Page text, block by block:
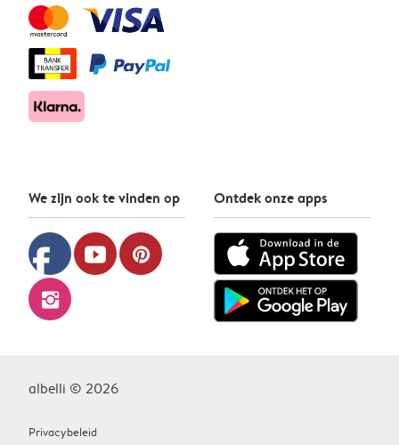
We zijn ook te vinden op
facebook youtube pinterest
instagram
Ontdek onze apps
albelli © 2026
Privacybeleid